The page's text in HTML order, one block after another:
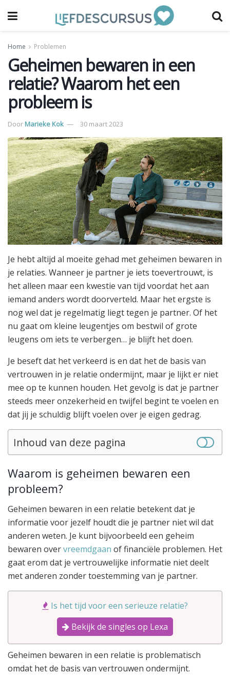
Home Problemen
Geheimen bewaren in een
relatie? Waarom het een
probleem is
DoorMarieke Kok 30 maart 2023
Je hebt altijd al moeite gehad met geheimen bewaren in
je relaties. Wanneer je partner je iets toevertrouwt, is
het alleen maar een kwestie van tijd voordat het aan
iemand anders wordt doorverteld. Maar het ergste is
nog wel dat je regelmatig liegt tegen je partner. Of het
nu gaat om kleine leugentjes om bestwil of grote
leugens om iets te verbergen… je blijft het doen.
Je beseft dat het verkeerd is en dat het de basis van
vertrouwen in je relatie ondermijnt, maar je lijkt er niet
mee op te kunnen houden. Het gevolg is dat je partner
steeds meer onzekerheid en twijfel begint te voelen en
dat jij je schuldig blijft voelen over je eigen gedrag.
Inhoud van deze pagina
Waarom is geheimen bewaren een
probleem?
Geheimen bewaren in een relatie betekent dat je
informatie voor jezelf houdt die je partner niet wil dat
anderen weten. Je kunt bijvoorbeeld een geheim
bewaren overvreemdgaan of financiële problemen. Het
gaat erom dat je vertrouwelijke informatie niet deelt
met anderen zonder toestemming van je partner.
Is het tijd voor een serieuze relatie?
Bekijk de singles op Lexa
Geheimen bewaren in een relatie is problematisch
omdat het de basis van vertrouwen ondermijnt.